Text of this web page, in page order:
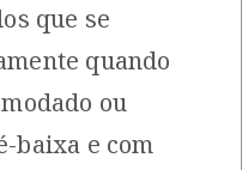
atra
observação por:
Viana
que se
quando
ou
baixa e com